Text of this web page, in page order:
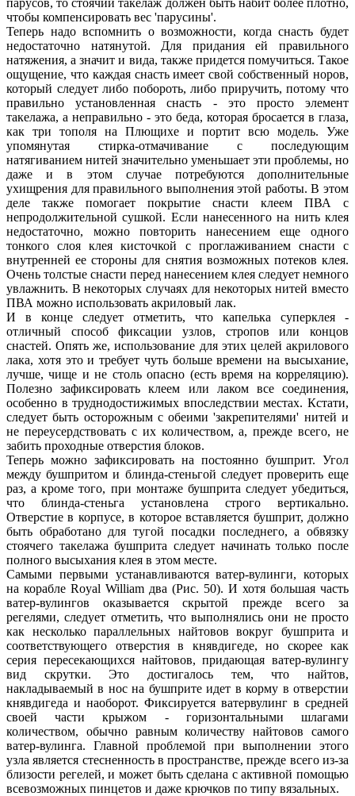
чтобы компенсировать вес 'парусины'.
Теперь надо вспомнить о возможности, когда снасть будет
недостаточно натянутой. Для придания ей правильного
натяжения, а значит и вида, также придется помучиться. Такое
ощущение, что каждая снасть имеет свой собственный норов,
который следует либо побороть, либо приручить, потому что
правильно установленная снасть - это просто элемент
такелажа, а неправильно - это беда, которая бросается в глаза,
как три тополя на Плющихе и портит всю модель. Уже
упомянутая стирка-отмачивание с последующим
натягиванием нитей значительно уменьшает эти проблемы, но
даже и в этом случае потребуются дополнительные
ухищрения для правильного выполнения этой работы. В этом
деле также помогает покрытие снасти клеем ПВА с
непродолжительной сушкой. Если нанесенного на нить клея
недостаточно, можно повторить нанесением еще одного
тонкого слоя клея кисточкой с проглаживанием снасти с
внутренней ее стороны для снятия возможных потеков клея.
Очень толстые снасти перед нанесением клея следует немного
увлажнить. В некоторых случаях для некоторых нитей вместо
ПВА можно использовать акриловый лак.
И в конце следует отметить, что капелька суперклея -
отличный способ фиксации узлов, стропов или концов
снастей. Опять же, использование для этих целей акрилового
лака, хотя это и требует чуть больше времени на высыхание,
лучше, чище и не столь опасно (есть время на корреляцию).
Полезно зафиксировать клеем или лаком все соединения,
особенно в труднодостижимых впоследствии местах. Кстати,
следует быть осторожным с обеими 'закрепителями' нитей и
не переусердствовать с их количеством, а, прежде всего, не
забить проходные отверстия блоков.
Теперь можно зафиксировать на постоянно бушприт. Угол
между бушпритом и блинда-стеньгой следует проверить еще
раз, а кроме того, при монтаже бушприта следует убедиться,
что блинда-стеньга установлена строго вертикально.
Отверстие в корпусе, в которое вставляется бушприт, должно
быть обработано для тугой посадки последнего, а обвязку
стоячего такелажа бушприта следует начинать только после
полного высыхания клея в этом месте.
Самыми первыми устанавливаются ватер-вулинги, которых
на корабле Royal William два (Рис. 50). И хотя большая часть
ватер-вулингов оказывается скрытой прежде всего за
регелями, следует отметить, что выполнялись они не просто
как несколько параллельных найтовов вокруг бушприта и
соответствующего отверстия в княвдигеде, но скорее как
серия пересекающихся найтовов, придающая ватер-вулингу
вид скрутки. Это достигалось тем, что найтов,
накладываемый в нос на бушприте идет в корму в отверстии
княвдигеда и наоборот. Фиксируется ватервулинг в средней
своей части крыжом - горизонтальными шлагами
количеством, обычно равным количеству найтовов самого
ватер-вулинга. Главной проблемой при выполнении этого
узла является стесненность в пространстве, прежде всего из-за
близости регелей, и может быть сделана с активной помощью
всевозможных пинцетов и даже крючков по типу вязальных.